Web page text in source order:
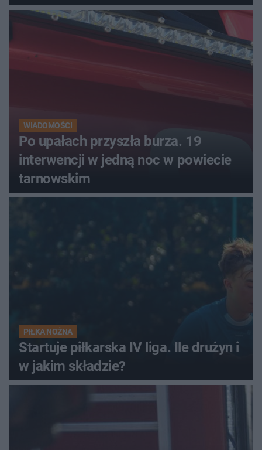
miasta. Prąd, telefon i
luksusowa auta
WIADOMOŚCI
Po upałach przyszła burza. 19
interwencji w jedną noc w powiecie
tarnowskim
PIŁKA NOŻNA
Startuje piłkarska IV liga. Ile drużyn i
w jakim składzie?